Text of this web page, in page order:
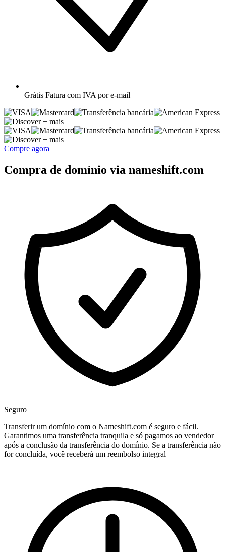
Grátis Fatura com IVA por e-mail
+ mais
+ mais
Compre agora
Compra de domínio via nameshift.com
Seguro
Transferir um domínio com o Nameshift.com é seguro e fácil.
Garantimos uma transferência tranquila e só pagamos ao vendedor
após a conclusão da transferência do domínio. Se a transferência não
for concluída, você receberá um reembolso integral